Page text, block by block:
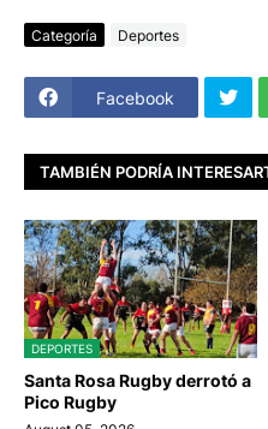
Categoría Deportes
Facebook
TAMBIÉN PODRÍA
DEPORTES
Santa Rosa Rugby derrotó a
Pico Rugby